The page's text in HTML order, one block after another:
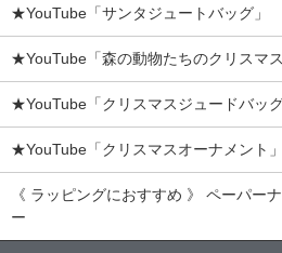
★YouTube「サンタジュートバッグ」
★YouTube「森の動物たちのクリスマス
★YouTube「クリスマスジュードバッグ
★YouTube「クリスマスオーナメント」
《 ラッピングにおすすめ 》 ペーパー
ー